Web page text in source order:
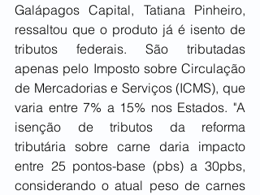
Galápagos Capital, Tatiana Pinheiro,
ressaltou que o produto já é isento de
tributos federais. São tributadas
apenas pelo Imposto sobre Circulação
de Mercadorias e Serviços (ICMS), que
varia entre 7% a 15% nos Estados. "A
isenção de tributos da reforma
tributária sobre carne daria impacto
entre 25 pontos-base (pbs) a 30pbs,
considerando o atual peso de carnes